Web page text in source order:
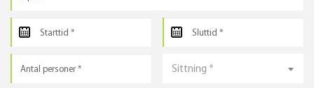
Sittning *